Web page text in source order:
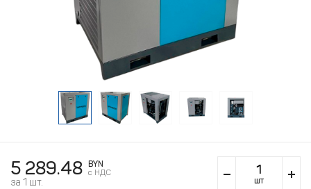
5 289.48
BYN
c НДС
за 1 шт. шт